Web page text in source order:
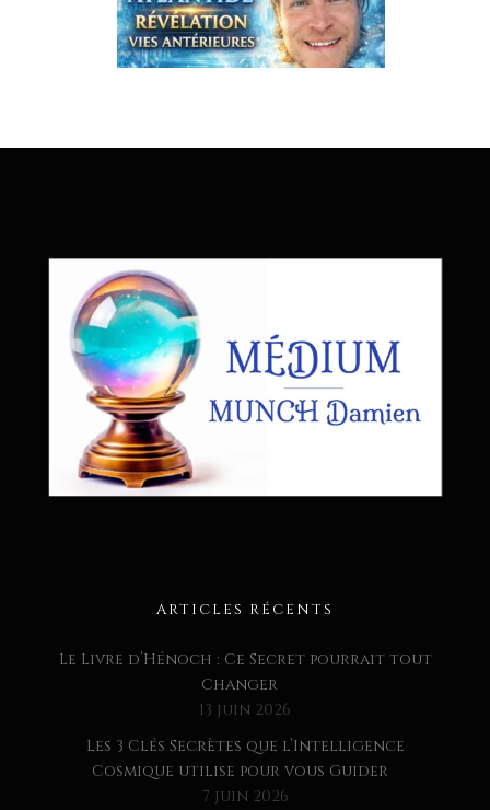
ARTICLES RÉCENTS
Le Livre d’Hénoch : Ce Secret pourrait tout
Changer
13 juin 2026
Les 3 Clés Secrètes que l’Intelligence
Cosmique utilise pour vous Guider
7 juin 2026